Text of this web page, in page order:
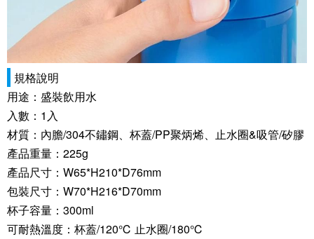
規格說明
用途：盛裝飲用水
入數：1入
材質：內膽/304不鏽鋼、杯蓋/PP聚炳烯、止水圈&吸管/矽膠
產品重量：225g
產品尺寸：W65*H210*D76mm
包裝尺寸：W70*H216*D70mm
杯子容量：300ml
可耐熱溫度：杯蓋/120℃ 止水圈/180℃